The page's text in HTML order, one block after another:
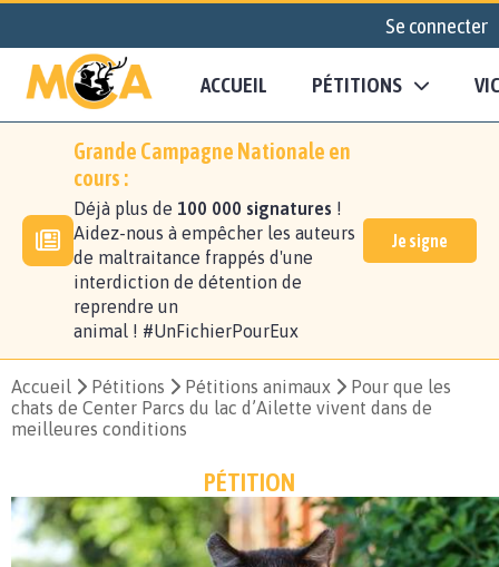
Se connecter
ACCUEIL PÉTITIONS
Grande Campagne Nationale en
cours :
Déjà plus de 100 000 signatures !
Aidez-nous à empêcher les auteurs
de maltraitance frappés d'une
interdiction de détention de
reprendre un
animal ! #UnFichierPourEux
Je signe
Accueil Pétitions Pétitions animaux
Pour que les
chats de Center Parcs du lac d’Ailette vivent dans de
meilleures conditions
PÉTITION